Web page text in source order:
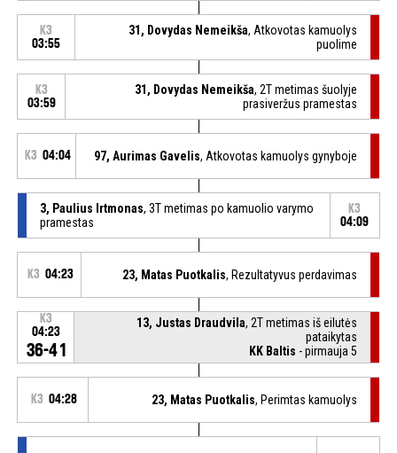
K3
03:55
31, Dovydas Nemeikša, Atkovotas kamuolys
puolime
K3
03:59
31, Dovydas Nemeikša, 2T metimas šuolyje
prasiveržus pramestas
K3 04:04 97, Aurimas Gavelis, Atkovotas kamuolys gynyboje
3, Paulius Irtmonas, 3T metimas po kamuolio varymo
pramestas
K3
04:09
K3 04:23 23, Matas Puotkalis, Rezultatyvus perdavimas
K3
04:23
36-41
13, Justas Draudvila, 2T metimas iš eilutės
pataikytas
KK Baltis - pirmauja 5
K3 04:28 23, Matas Puotkalis, Perimtas kamuolys